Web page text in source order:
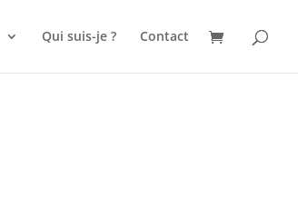
Qui suis-je ? Contact